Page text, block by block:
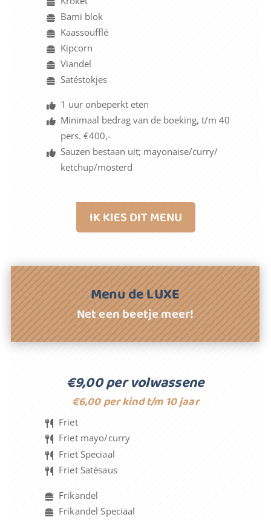
Bami blok
Kaassoufflé
Kipcorn
Viandel
Satéstokjes
1 uur onbeperkt eten
Minimaal bedrag van de boeking, t/m 40
pers. €400,-
Sauzen bestaan uit; mayonaise/curry/
ketchup/mosterd
IK KIES DIT MENU
Menu de LUXE
Net een beetje meer!
€9,00 per volwassene
€6,00 per kind t/m 10 jaar
Friet
Friet mayo/curry
Friet Speciaal
Friet Satésaus
Frikandel
Frikandel Speciaal